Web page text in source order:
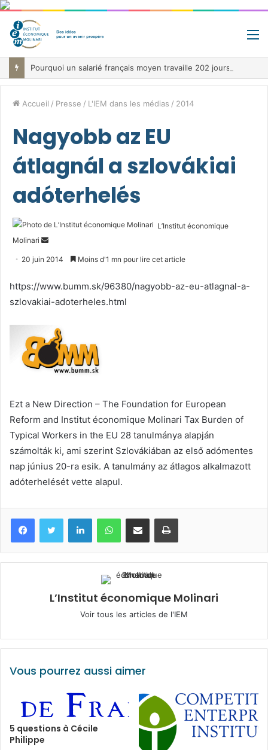
Accueil / Presse / L'IEM dans les médias / 2014
Nagyobb az EU
átlagnál a szlovákiai
adóterhelés
L’Institut économique
Molinari
Envoyer
20 juin 2014 Moins d'1 mn pour lire cet article
https://www.bumm.sk/96380/nagyobb-az-eu-atlagnal-a-
szlovakiai-adoterheles.html
Ezt a New Direction – The Foundation for European
Reform and Institut économique Molinari Tax Burden of
Typical Workers in the EU 28 tanulmánya alapján
számolták ki, ami szerint Szlovákiában az első adómentes
nap június 20-ra esik. A tanulmány az átlagos alkalmazott
adóterhelését vette alapul.
FacebookTwitter LinkedinWhatsApp
Partagez par mail Imprimez
L’Institut économique Molinari
Voir tous les articles de l'IEM
Vous pourrez aussi aimer
5 questions à Cécile
Philippe